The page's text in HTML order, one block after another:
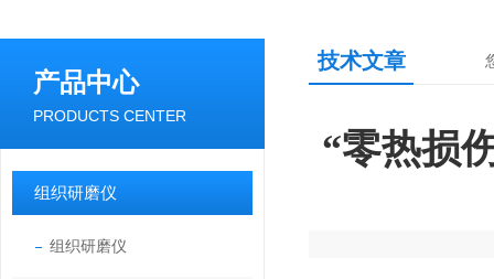
产品中心
PRODUCTS CENTER
组织研磨仪
组织研磨仪
技术文章
“零热损